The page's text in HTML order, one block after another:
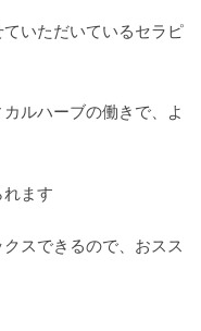
いただいているセラピ
ルハーブの働きで、よ
ます
スできるので、おスス